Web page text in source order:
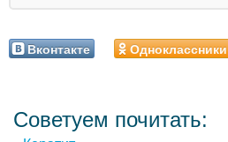
Вконтакте Одноклассники
Советуем почитать: